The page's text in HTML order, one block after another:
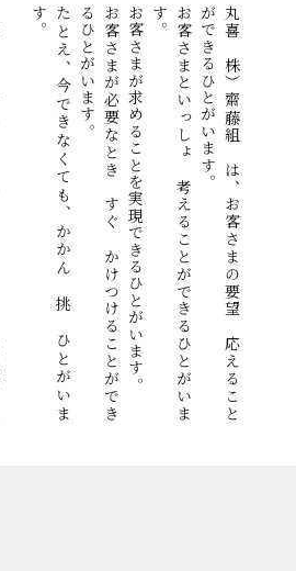
丸
喜
（
株
）
齋
藤
組
に
は
、
お
客
さ
ま
の
要
望
に
応
え
る
こ
と
が
で
き
る
ひ
と
が
い
ま
す
。
お
客
さ
ま
と
い
っ
し
ょ
に
考
え
る
こ
と
が
で
き
る
ひ
と
が
い
ま
す
。
お客さまが求めることを実現できるひとがいます。
お
客
さ
ま
が
必
要
な
と
き
に
す
ぐ
に
か
け
つ
け
る
こ
と
が
で
き
る
ひ
と
が
い
ま
す
。
た
と
え
、
今
で
き
な
く
て
も
、
か
か
ん
に
挑
む
ひ
と
が
い
ま
す
。